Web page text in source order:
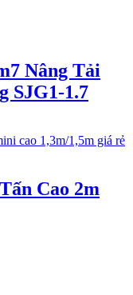
Nâng Tải
SJG1-1.7
Cao 2m